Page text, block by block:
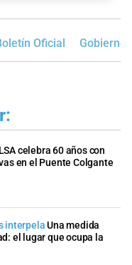
Oficial Gobierno
celebra 60 años con
en el Puente Colgante
interpelaUna medida
el lugar que ocupa la